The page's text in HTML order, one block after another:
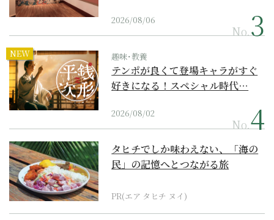
2026/08/06
No.
NEW 趣味･教養
テンポが良くて登場キャラがすぐ
好きになる！スペシャル時代…
2026/08/02
No.
タヒチでしか味わえない、「海の
民」の記憶へとつながる旅
PR(エア タヒチ ヌイ)